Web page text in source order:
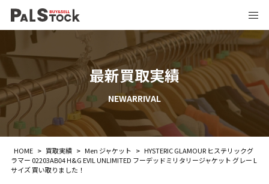
最新買取実績
NEWARRIVAL
HOME > 買取実績 > Men ジャケット > HYSTERIC GLAMOUR ヒステリックグ
ラマー 02203AB04 H&G EVIL UNLIMITED フーデッドミリタリージャケット グレー L
サイズ 買い取りました！